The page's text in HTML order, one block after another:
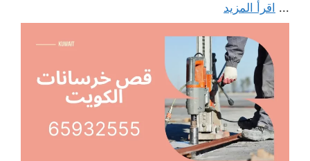
... اقرأ المزيد